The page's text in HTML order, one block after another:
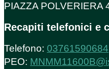
PIAZZA POLVERIERA
Recapiti telefonici e
Telefono: 03761590684
PEO: